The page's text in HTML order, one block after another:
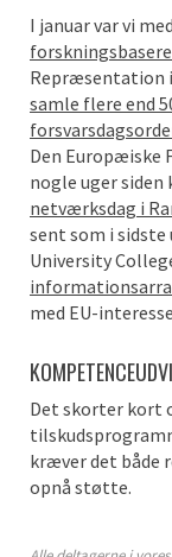
I januar var vi
Repræsentation
samle flere end
Den Europæiske
nogle uger
netværksdag i
sent som i sidste
University
med EU-
Det skorter kort
kræver det både
opnå støtte.